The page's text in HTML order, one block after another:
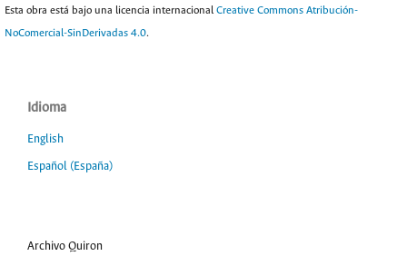
Esta obra está bajo una licencia internacional Creative Commons Atribución-
NoComercial-SinDerivadas 4.0.
Idioma
English
Español (España)
Archivo Quiron